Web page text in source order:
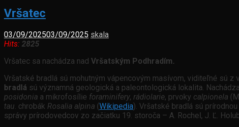
Vršatec
03/09/202503/09/2025 skala
Hits: 2825
Vršatec sa nachádza nad Vršatským Podhradím.
Vršatské bradlá sú mohutným vápencovým masívom, viditeľné sú z
bradlá sú významná geologická a paleontologická lokalita.
posidonia a mikrofosílie foraminifery, rádiolarie, prvoky calpionela
tau. chrobák Rosalia alpina (Wikipedia). Vršatské bradlá sú
správy prírodovedcov zo začiatku 19. storoča – A. Rochel, J. Ľ.